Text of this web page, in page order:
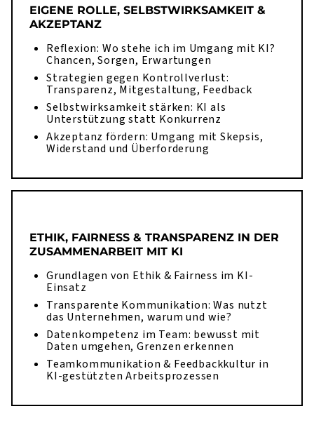
EIGENE ROLLE, SELBSTWIRKSAMKEIT &
AKZEPTANZ
Reflexion: Wo stehe ich im Umgang mit KI?
Chancen, Sorgen, Erwartungen
Strategien gegen Kontrollverlust:
Transparenz, Mitgestaltung, Feedback
Selbstwirksamkeit stärken: KI als
Unterstützung statt Konkurrenz
Akzeptanz fördern: Umgang mit Skepsis,
Widerstand und Überforderung
ETHIK, FAIRNESS & TRANSPARENZ IN DER
ZUSAMMENARBEIT MIT KI
Grundlagen von Ethik & Fairness im KI-
Einsatz
Transparente Kommunikation: Was nutzt
das Unternehmen, warum und wie?
Datenkompetenz im Team: bewusst mit
Daten umgehen, Grenzen erkennen
Teamkommunikation & Feedbackkultur in
KI-gestützten Arbeitsprozessen